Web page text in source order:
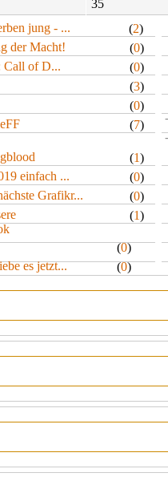
35
jung - ... (2)
der Macht! (0)
Call of D... (0)
(3)
(0)
(7)
(1)
einfach ... (0)
Grafikr... (0)
(1)
(0)
es jetzt... (0)